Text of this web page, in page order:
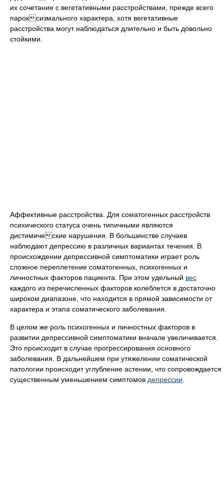
их сочетание с вегетативными расстройствами, прежде всего
пароксизмального характера, хотя вегетативные
расстройства могут наблюдаться длительно и быть довольно
стойкими.
Аффективные расстройства. Для соматогенных расстройств
психического статуса очень типичными являются
дистимические нарушения. В большинстве случаев
наблюдают депрессию в различных вариантах течения. В
происхождении депрессивной симптоматики играет роль
сложное переплетение соматогенных, психогенных и
личностных факторов пациента. При этом удельный вес
каждого из перечисленных факторов колеблется в достаточно
широком диапазоне, что находится в прямой зависимости от
характера и этапа соматического заболевания.
В целом же роль психогенных и личностных факторов в
развитии депрессивной симптоматики вначале увеличивается.
Это происходит в случае прогрессирования основного
заболевания. В дальнейшем при утяжелении соматической
патологии происходит углубление астении, что сопровождается
существенным уменьшением симптомов депрессии